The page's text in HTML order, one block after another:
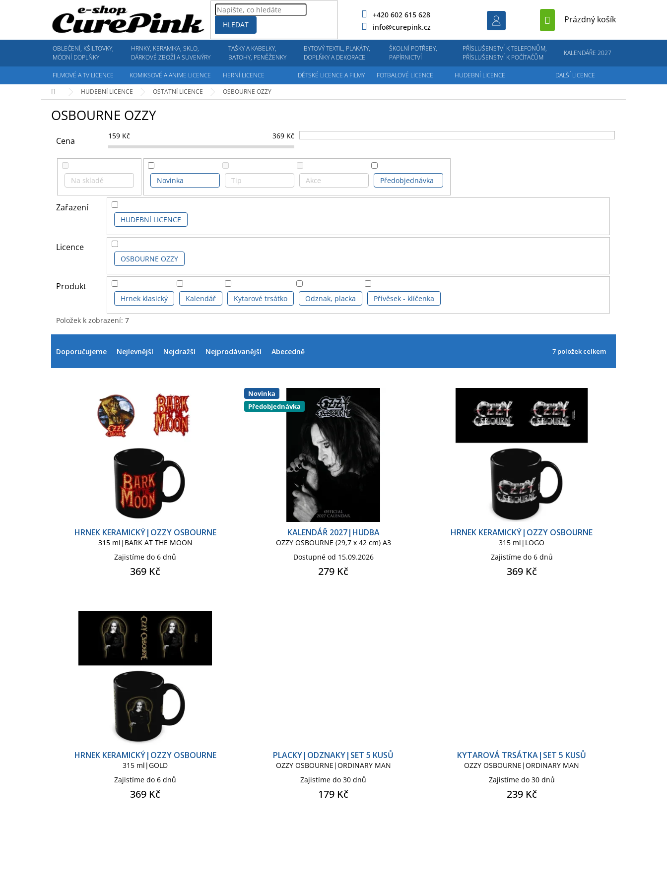
HLEDAT
+420 602 615 628
info@curepink.cz
NÁKUPNÍ
Prázdný košík
OBLEČENÍ, KŠILTOVKY,
MÓDNÍ DOPLŇKY
HRNKY, KERAMIKA, SKLO,
DÁRKOVÉ ZBOŽÍ A SUVENÝRY
TAŠKY A KABELKY,
BATOHY, PENĚŽENKY
BYTOVÝ TEXTIL, PLAKÁTY,
DOPLŇKY A DEKORACE
ŠKOLNÍ POTŘEBY,
PAPÍRNICTVÍ
PŘÍSLUŠENSTVÍ K TELEFONŮM,
PŘÍSLUŠENSTVÍ K POČÍTAČŮM
KALENDÁŘE 2027
FILMOVÉ A TV LICENCE KOMIKSOVÉ A ANIME LICENCE HERNÍ LICENCE DĚTSKÉ LICENCE A FILMY FOTBALOVÉ LICENCE HUDEBNÍ LICENCE
DALŠÍ LICENCE
Domů
HUDEBNÍ LICENCE OSTATNÍ LICENCE OSBOURNE OZZY
OSBOURNE OZZY
Cena 159 Kč 369 Kč
Na skladě Novinka Tip Akce Předobjednávka
Zařazení
HUDEBNÍ LICENCE
Licence
OSBOURNE OZZY
Produkt
Hrnek klasický Kalendář Kytarové trsátko Odznak, placka Přívěsek - klíčenka
Položek k zobrazení: 7
ie
Doporučujeme Nejlevnější Nejdražší Nejprodávanější Abecedně 7 položek celkem
HRNEK KERAMICKÝ|OZZY OSBOURNE
315 ml|BARK AT THE MOON
Zajistíme do 6 dnů
369 Kč
Novinka
Předobjednávka
KALENDÁŘ 2027|HUDBA
OZZY OSBOURNE (29,7 x 42 cm) A3
Dostupné od 15.09.2026
279 Kč
HRNEK KERAMICKÝ|OZZY OSBOURNE
315 ml|LOGO
Zajistíme do 6 dnů
369 Kč
HRNEK KERAMICKÝ|OZZY OSBOURNE
315 ml|GOLD
Zajistíme do 6 dnů
369 Kč
PLACKY|ODZNAKY|SET 5 KUSŮ
OZZY OSBOURNE|ORDINARY MAN
Zajistíme do 30 dnů
179 Kč
KYTAROVÁ TRSÁTKA|SET 5 KUSŮ
OZZY OSBOURNE|ORDINARY MAN
Zajistíme do 30 dnů
239 Kč